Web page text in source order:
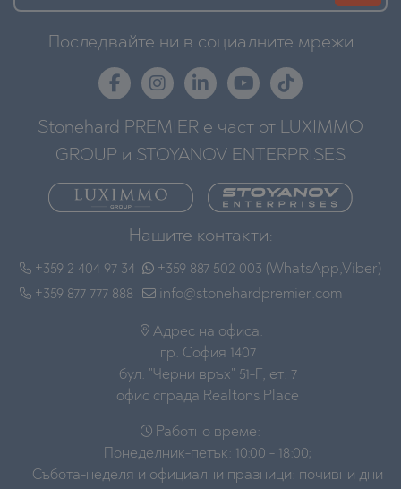
Последвайте ни в социалните мрежи
Stonehard PREMIER е част от LUXIMMO
GROUP и STOYANOV ENTERPRISES
Нашите контакти:
+359 2 404 97 34
+359 877 777 888
+359 887 502 003 (WhatsApp,Viber)
info@stonehardpremier.com
Адрес на офиса:
гр. София 1407
бул. "Черни връх" 51-Г, ет. 7
офис сграда Realtons Place
Работно време:
Понеделник-петък: 10:00 - 18:00;
Събота-неделя и официални празници: почивни дни